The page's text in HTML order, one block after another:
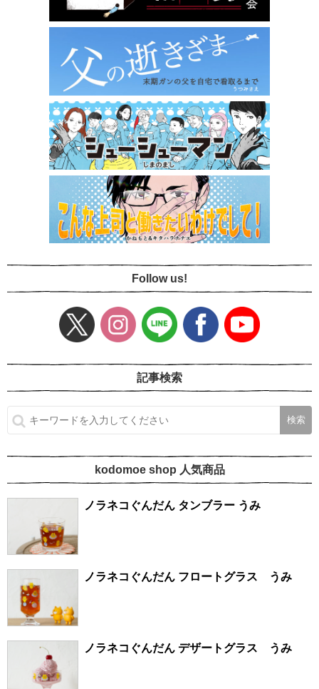
Follow us!
記事検索
kodomoe shop 人気商品
ノラネコぐんだん タンブラー うみ
ノラネコぐんだん フロートグラス うみ
ノラネコぐんだん デザートグラス うみ